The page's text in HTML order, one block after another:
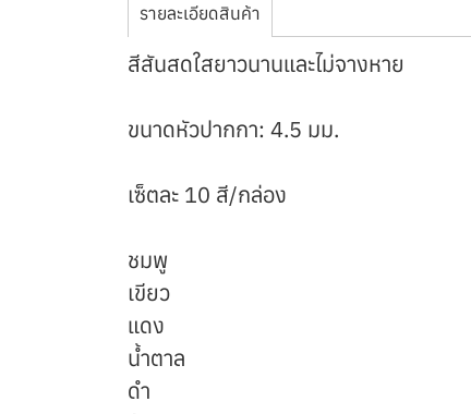
รายละเอียดสินค้า
สีสันสดใสยาวนานและไม่จางหาย
ขนาดหัวปากกา: 4.5 มม.
เซ็ตละ 10 สี/กล่อง
ชมพู
เขียว
แดง
น้ำตาล
ดำ